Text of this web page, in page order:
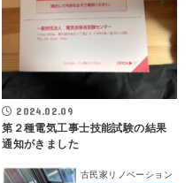
2024.02.09
第２種電気工事士技能試験の結果
通知がきました
古民家リノベーション